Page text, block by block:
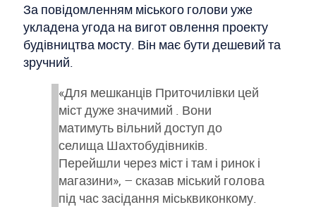
За повідомленням міського голови уже
укладена угода на вигот овлення проекту
будівництва мосту. Він має бути дешевий та
зручний.
«Для мешканців Приточилівки цей
міст дуже значимий . Вони
матимуть вільний доступ до
селища Шахтобудівників.
Перейшли через міст і там і ринок і
магазини», – сказав міський голова
під час засідання міськвиконкому.